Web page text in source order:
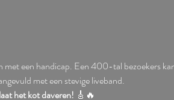
met een handicap. Een 400-tal bezoekers
met een stevige liveband.
het kot daveren! 🎸🔥